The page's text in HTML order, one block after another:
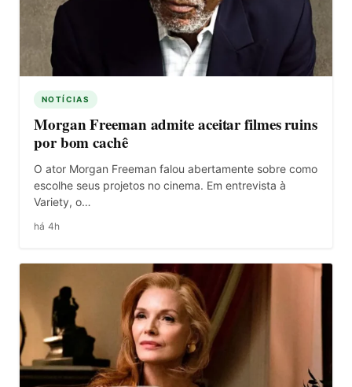
NOTÍCIAS
Morgan Freeman admite aceitar filmes ruins
por bom cachê
O ator Morgan Freeman falou abertamente sobre como
escolhe seus projetos no cinema. Em entrevista à
Variety, o…
há 4h